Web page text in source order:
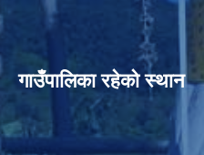
गाउँपालिका रहेको स्थान